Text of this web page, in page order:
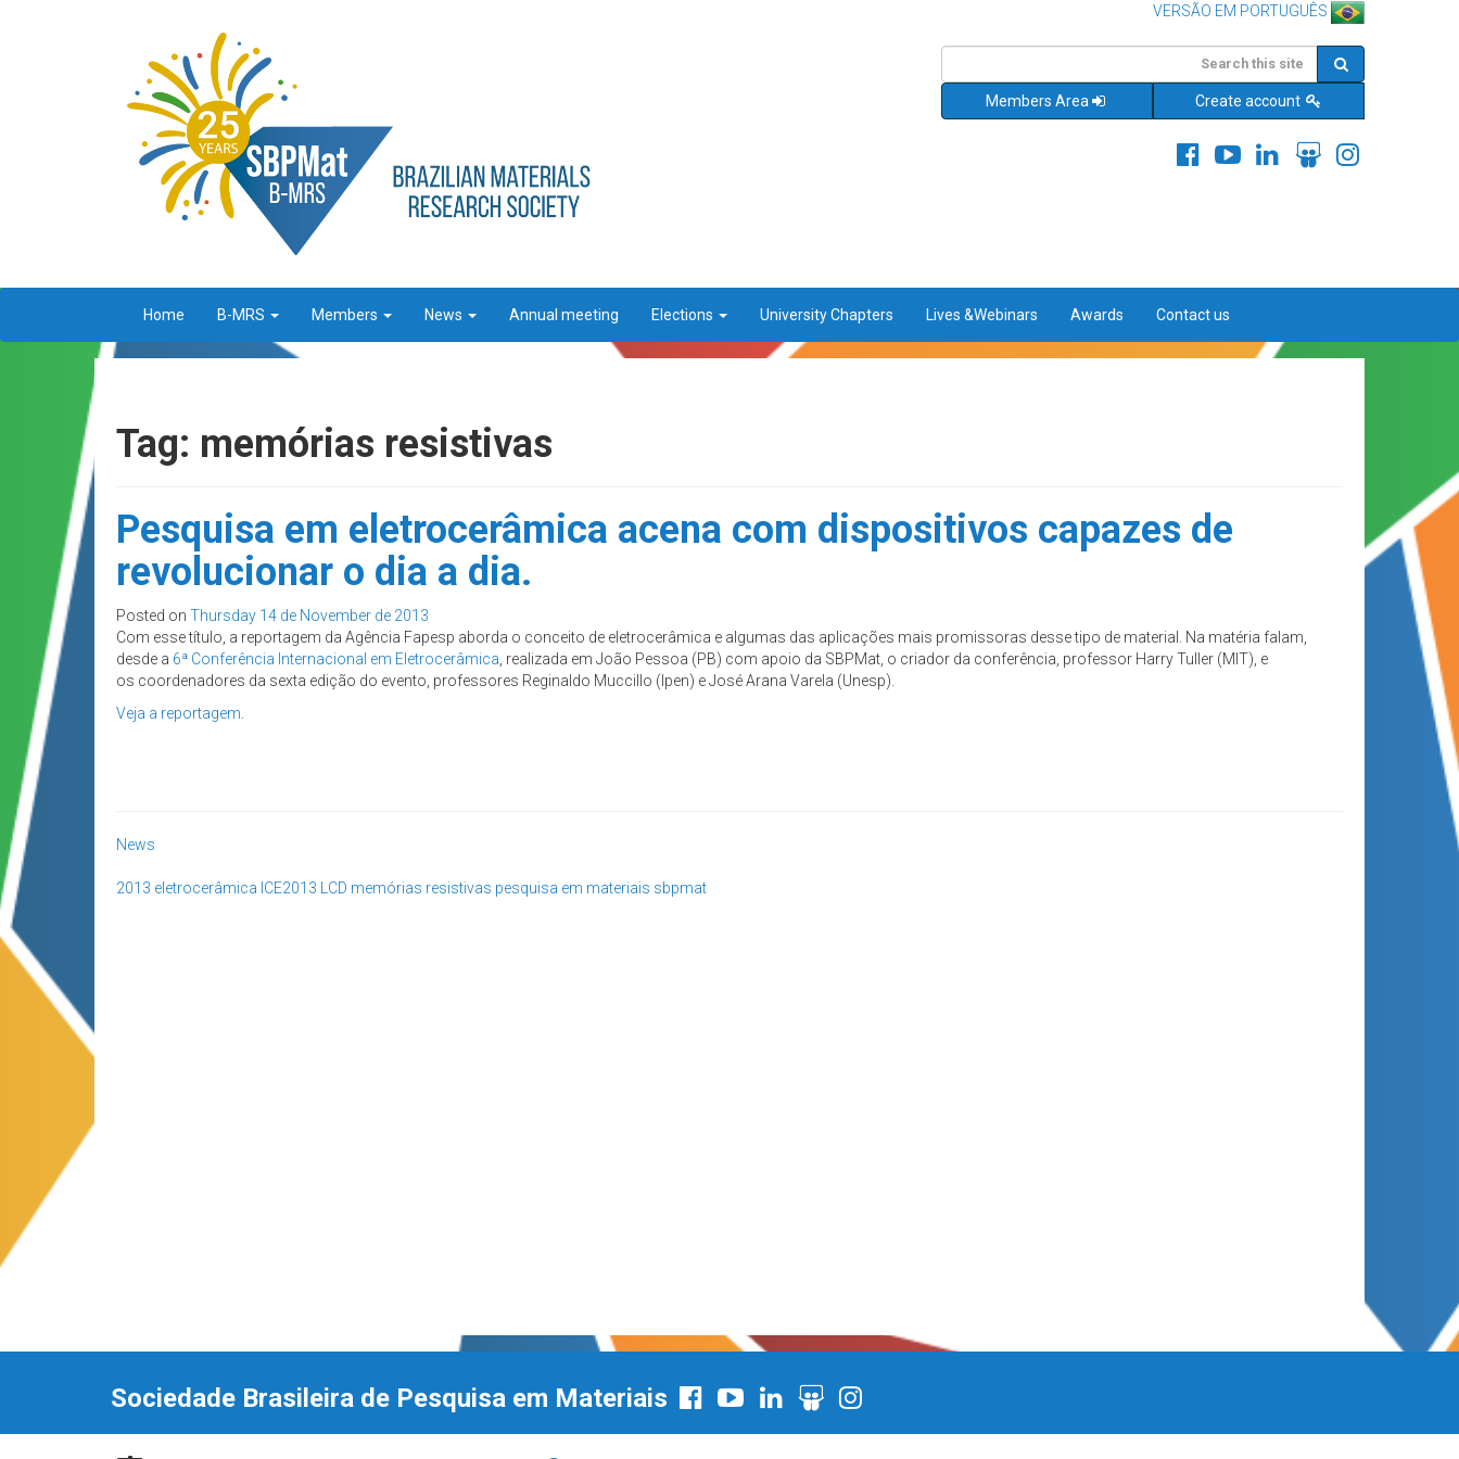
VERSÃO EM PORTUGUÊS
Members Area Create account
Home B-MRS Members News Annual meeting Elections University Chapters Lives &Webinars Awards Contact us
Tag: memórias resistivas
Pesquisa em eletrocerâmica acena com dispositivos capazes de
revolucionar o dia a dia.
Posted on Thursday 14 de November de 2013
Com esse título, a reportagem da Agência Fapesp aborda o conceito de eletrocerâmica e algumas das aplicações mais promissoras desse tipo de material. Na matéria falam,
desde a 6ª Conferência Internacional em Eletrocerâmica , realizada em João Pessoa (PB) com apoio da SBPMat, o criador da conferência, professor Harry Tuller (MIT), e
os coordenadores da sexta edição do evento, professores Reginaldo Muccillo (Ipen) e José Arana Varela (Unesp).
Veja a reportagem
News
2013 eletrocerâmica ICE2013 LCD memórias resistivas pesquisa em materiais sbpmat
Sociedade Brasileira de Pesquisa em Materiais